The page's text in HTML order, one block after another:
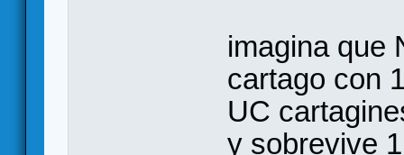
imagina que
cartago con
UC
y sobrevive